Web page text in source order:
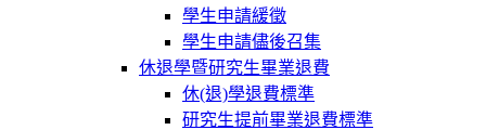
學生申請緩徵
學生申請儘後召集
休退學暨研究生畢業退費
休(退)學退費標準
研究生提前畢業退費標準